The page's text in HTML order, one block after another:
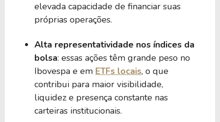
elevada capacidade de financiar suas
próprias operações.
Alta representatividade nos índices da
bolsa: essas ações têm grande peso no
Ibovespa e em ETFs locais, o que
contribui para maior visibilidade,
liquidez e presença constante nas
carteiras institucionais.